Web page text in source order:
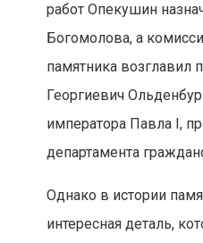
работ Опекушин
Богомолова, а
памятника возглавил
Георгиевич
императора Павла I,
департамента
Однако в истории
интересная деталь,